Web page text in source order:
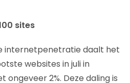
sites
internetpenetratie daalt het
websites in juli in
ongeveer 2%. Deze daling is